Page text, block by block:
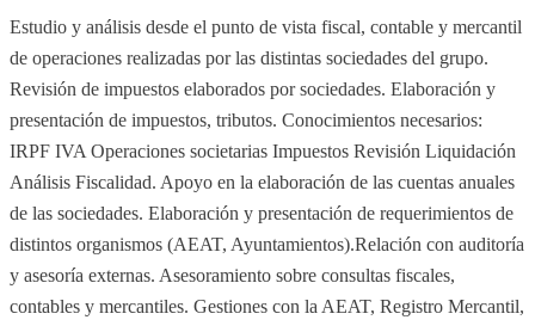
Estudio y análisis desde el punto de vista fiscal, contable y mercantil
de operaciones realizadas por las distintas sociedades del grupo.
Revisión de impuestos elaborados por sociedades. Elaboración y
presentación de impuestos, tributos. Conocimientos necesarios:
IRPF IVA Operaciones societarias Impuestos Revisión Liquidación
Análisis Fiscalidad. Apoyo en la elaboración de las cuentas anuales
de las sociedades. Elaboración y presentación de requerimientos de
distintos organismos (AEAT, Ayuntamientos).Relación con auditoría
y asesoría externas. Asesoramiento sobre consultas fiscales,
contables y mercantiles. Gestiones con la AEAT, Registro Mercantil,